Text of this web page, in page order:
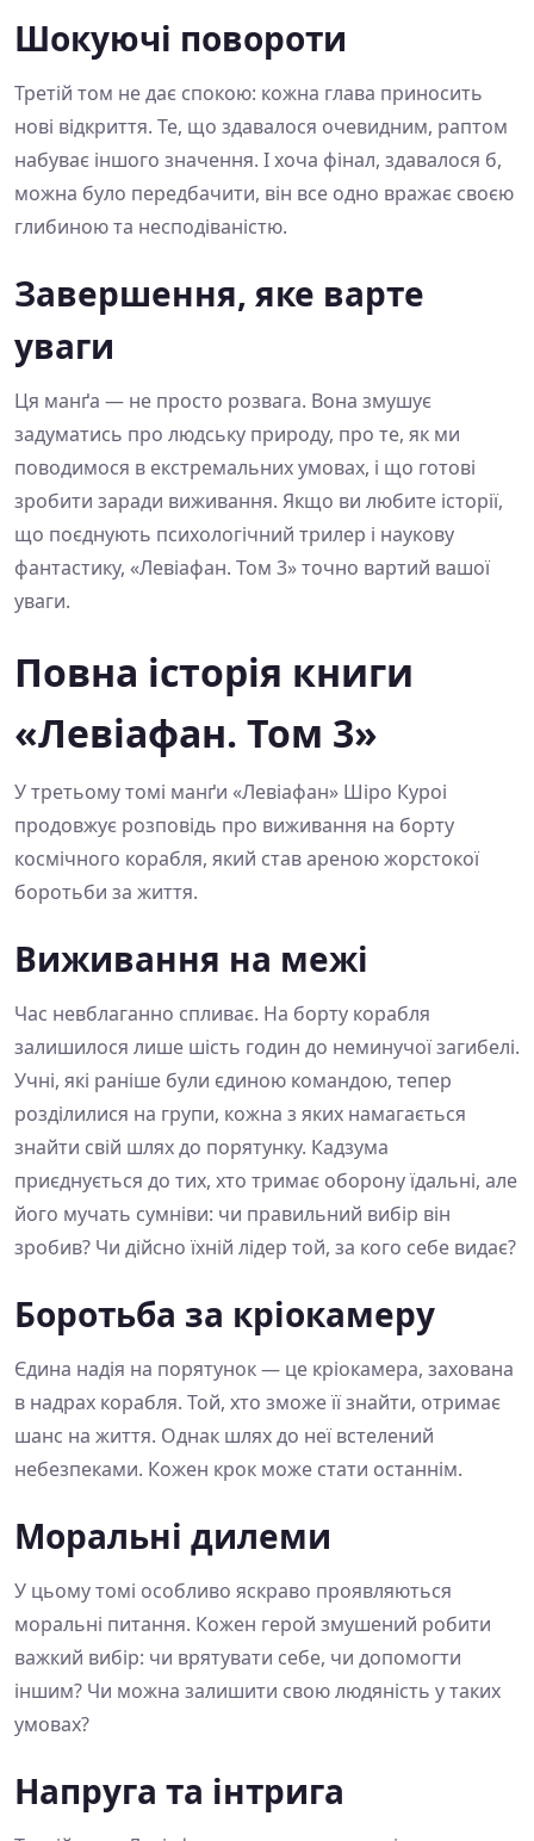
Шокуючі повороти
Третій том не дає спокою: кожна глава приносить
нові відкриття. Те, що здавалося очевидним, раптом
набуває іншого значення. І хоча фінал, здавалося б,
можна було передбачити, він все одно вражає своєю
глибиною та несподіваністю.
Завершення, яке варте
уваги
Ця манґа — не просто розвага. Вона змушує
задуматись про людську природу, про те, як ми
поводимося в екстремальних умовах, і що готові
зробити заради виживання. Якщо ви любите історії,
що поєднують психологічний трилер і наукову
фантастику, «Левіафан. Том 3» точно вартий вашої
уваги.
Повна історія книги
«Левіафан. Том 3»
У третьому томі манґи «Левіафан» Шіро Куроі
продовжує розповідь про виживання на борту
космічного корабля, який став ареною жорстокої
боротьби за життя.
Виживання на межі
Час невблаганно спливає. На борту корабля
залишилося лише шість годин до неминучої загибелі.
Учні, які раніше були єдиною командою, тепер
розділилися на групи, кожна з яких намагається
знайти свій шлях до порятунку. Кадзума
приєднується до тих, хто тримає оборону їдальні, але
його мучать сумніви: чи правильний вибір він
зробив? Чи дійсно їхній лідер той, за кого себе видає?
Боротьба за кріокамеру
Єдина надія на порятунок — це кріокамера, захована
в надрах корабля. Той, хто зможе її знайти, отримає
шанс на життя. Однак шлях до неї встелений
небезпеками. Кожен крок може стати останнім.
Моральні дилеми
У цьому томі особливо яскраво проявляються
моральні питання. Кожен герой змушений робити
важкий вибір: чи врятувати себе, чи допомогти
іншим? Чи можна залишити свою людяність у таких
умовах?
Напруга та інтрига